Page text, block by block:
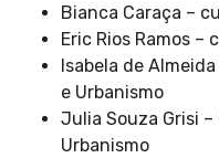
Bianca Caraça –
Eric Rios Ramos –
Isabela de
e Urbanismo
Julia Souza Grisi
Urbanismo